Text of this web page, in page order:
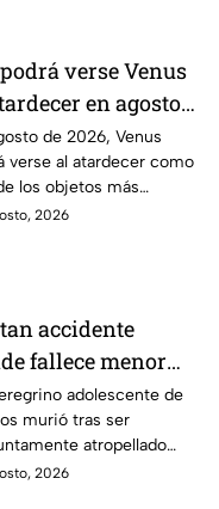
verse Venus
en agosto
2026: ¿Cuándo y
observarlo
Puebla?
de 2026, Venus
verse al atardecer como
los objetos más
del cielo. Conoce la
2026
accidente
fallece menor
en Estado de
adolescente de
murió tras ser
atropellado
entrenaba en
2026